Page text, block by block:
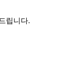
립니다.